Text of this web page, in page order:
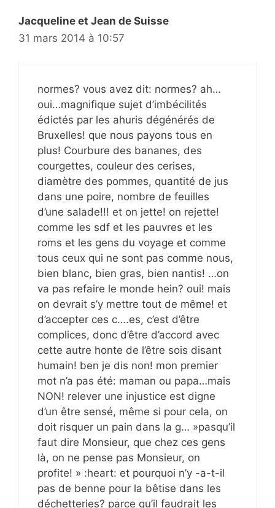
Jacqueline et Jean de Suisse
31 mars 2014 à 10:57
normes? vous avez dit: normes? ah…
oui…magnifique sujet d’imbécilités
édictés par les ahuris dégénérés de
Bruxelles! que nous payons tous en
plus! Courbure des bananes, des
courgettes, couleur des cerises,
diamètre des pommes, quantité de jus
dans une poire, nombre de feuilles
d’une salade!!! et on jette! on rejette!
comme les sdf et les pauvres et les
roms et les gens du voyage et comme
tous ceux qui ne sont pas comme nous,
bien blanc, bien gras, bien nantis! …on
va pas refaire le monde hein? oui! mais
on devrait s’y mettre tout de même! et
d’accepter ces c….es, c’est d’être
complices, donc d’être d’accord avec
cette autre honte de l’être sois disant
humain! ben je dis non! mon premier
mot n’a pas été: maman ou papa…mais
NON! relever une injustice est digne
d’un être sensé, même si pour cela, on
doit risquer un pain dans la g… »pasqu’il
faut dire Monsieur, que chez ces gens
là, on ne pense pas Monsieur, on
profite! » :heart: et pourquoi n’y -a-t-il
pas de benne pour la bêtise dans les
déchetteries? parce qu’il faudrait les